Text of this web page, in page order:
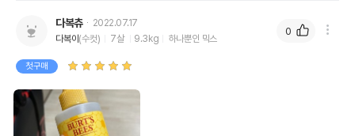
다복츄
2022.07.17
다복이 (수컷) 7살 9.3kg 하나뿐인 믹스
첫구매
0